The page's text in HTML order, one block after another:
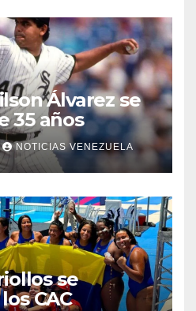
Álvarez se
35 años
NOTICIAS VENEZUELA
se
CAC